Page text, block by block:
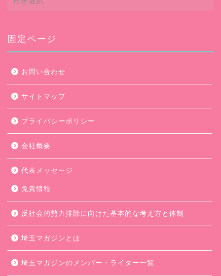
ー
ブ
固定ページ
お問い合わせ
サイトマップ
プライバシーポリシー
会社概要
代表メッセージ
免責情報
反社会的勢力排除に向けた基本的な考え方と体制
埼玉マガジンとは
埼玉マガジンのメンバー・ライター一覧